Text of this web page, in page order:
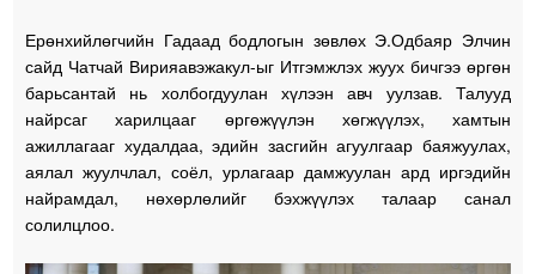
Ерөнхийлөгчийн Гадаад бодлогын зөвлөх Э.Одбаяр Элчин
сайд Чатчай Вирияавэжакул-ыг Итгэмжлэх жуух бичгээ өргөн
барьсантай нь холбогдуулан хүлээн авч уулзав. Талууд
найрсаг харилцааг өргөжүүлэн хөгжүүлэх, хамтын
ажиллагааг худалдаа, эдийн засгийн агуулгаар баяжуулах,
аялал жуулчлал, соёл, урлагаар дамжуулан ард иргэдийн
найрамдал, нөхөрлөлийг бэхжүүлэх талаар санал
солилцлоо.